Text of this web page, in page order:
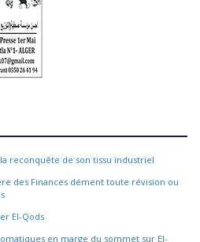
reconquête de son tissu industriel
des Finances dément toute révision ou
El-Qods
en marge du sommet sur El-